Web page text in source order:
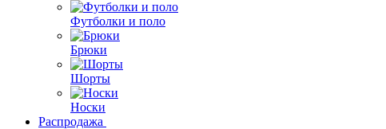
Футболки и поло
Брюки
Шорты
Носки
Распродажа